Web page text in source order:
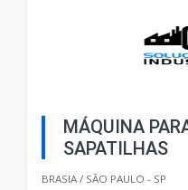
MÁQUINA
SAPATILHAS
BRASIA / SÃO PAULO - SP